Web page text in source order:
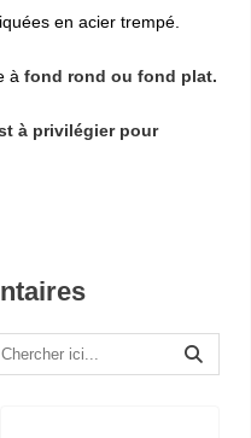
en acier trempé.
à fond rond ou fond plat.
à privilégier pour